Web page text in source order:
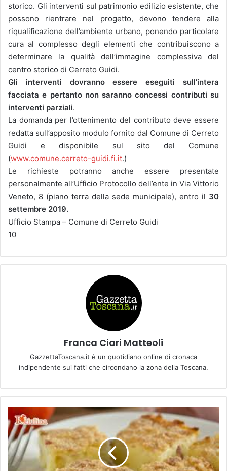
storico. Gli interventi sul patrimonio edilizio esistente, che
possono rientrare nel progetto, devono tendere alla
riqualificazione dell’ambiente urbano, ponendo particolare
cura al complesso degli elementi che contribuiscono a
determinare la qualità dell’immagine complessiva del
centro storico di Cerreto Guidi.
Gli interventi dovranno essere eseguiti sull’intera
facciata e pertanto non saranno concessi contributi su
interventi parziali.
La domanda per l’ottenimento del contributo deve essere
redatta sull’apposito modulo fornito dal Comune di Cerreto
Guidi e disponibile sul sito del Comune
(www.comune.cerreto-guidi.fi.it.)
Le richieste potranno anche essere presentate
personalmente all’Ufficio Protocollo dell’ente in Via Vittorio
Veneto, 8 (piano terra della sede municipale), entro il 30
settembre 2019.
Ufficio Stampa – Comune di Cerreto Guidi
10
Franca Ciari Matteoli
GazzettaToscana.it è un quotidiano online di cronaca
indipendente sui fatti che circondano la zona della Toscana.
a
t
t
ò
d